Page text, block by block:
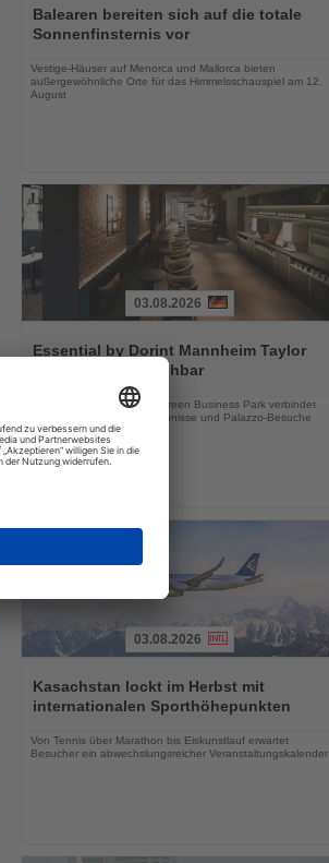
Sie
die
Balearen bereiten sich auf die totale
Sonnenfinsternis vor
Vestige-Häuser auf Menorca und Mallorca bieten
außergewöhnliche Orte für das Himmelsschauspiel am 12.
August
Sie
03.08.2026
Essential by Dorint Mannheim Taylor
Park ab sofort buchbar
Das neue Hotel im Taylor Green Business Park verbindet
Geschäftsreisen, Stadterlebnisse und Palazzo-Besuche
Sie
die
03.08.2026
Kasachstan lockt im Herbst mit
internationalen Sporthöhepunkten
Von Tennis über Marathon bis Eiskunstlauf erwartet
Besucher ein abwechslungsreicher Veranstaltungskalender